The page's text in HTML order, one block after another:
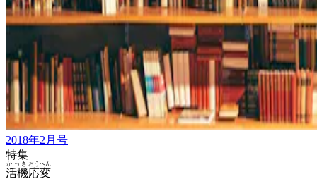
2018年2月号
特集
活機
かっき
応変
おうへん